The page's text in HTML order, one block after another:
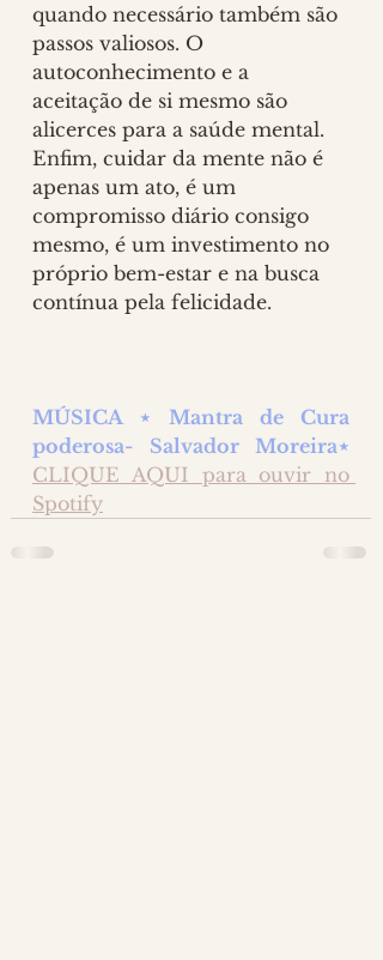
quando necessário também são
passos valiosos. O
autoconhecimento e a
aceitação de si mesmo são
alicerces para a saúde mental.
Enfim, cuidar da mente não é
apenas um ato, é um
compromisso diário consigo
mesmo, é um investimento no
próprio bem-estar e na busca
contínua pela felicidade.
MÚSICA ⋆ Mantra de Cura
CLIQUE AQUI para ouvir no
Spotify